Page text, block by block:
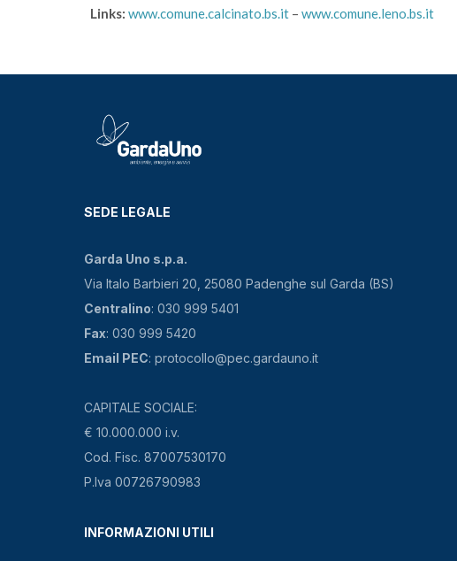
Links: www.comune.calcinato.bs.it – www.comune.leno.bs.it
SEDE LEGALE
Garda Uno s.p.a.
Via Italo Barbieri 20, 25080 Padenghe sul Garda (BS)
Centralino: 030 999 5401
Fax: 030 999 5420
Email PEC: protocollo@pec.gardauno.it
CAPITALE SOCIALE:
€ 10.000.000 i.v.
Cod. Fisc. 87007530170
P.Iva 00726790983
INFORMAZIONI UTILI